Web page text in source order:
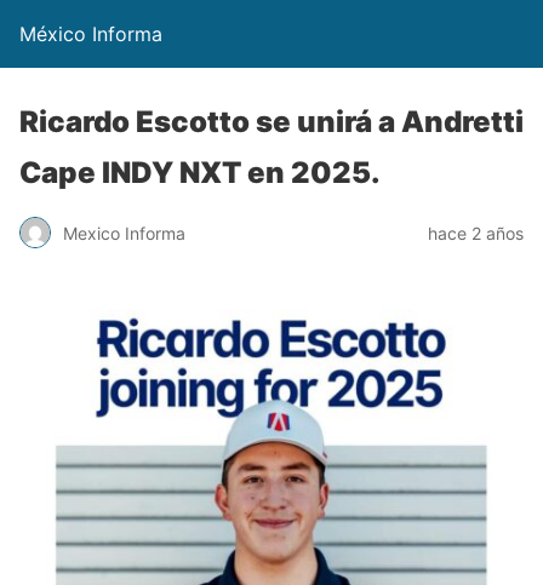
México Informa
Ricardo Escotto se unirá a Andretti
Cape INDY NXT en 2025.
Mexico Informa hace 2 años